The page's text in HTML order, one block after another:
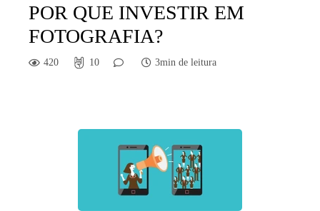
POR QUE INVESTIR EM
FOTOGRAFIA?
420 10 3min de leitura